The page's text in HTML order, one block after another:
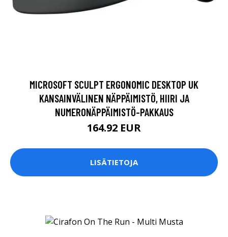
MICROSOFT SCULPT ERGONOMIC DESKTOP UK
KANSAINVÄLINEN NÄPPÄIMISTÖ, HIIRI JA
NUMERONÄPPÄIMISTÖ-PAKKAUS
164.92 EUR
LISÄTIETOJA